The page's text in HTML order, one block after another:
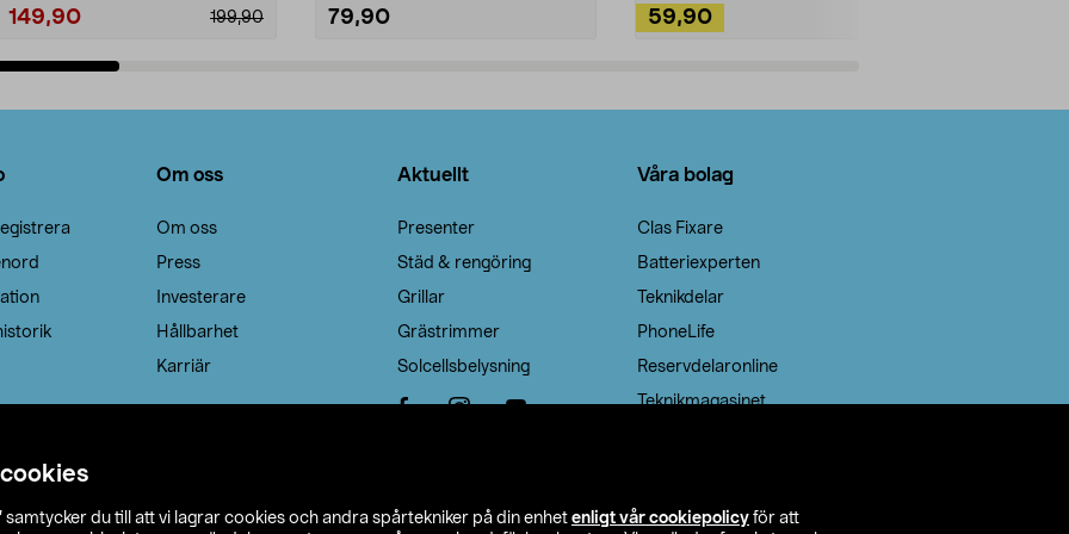
samtycker du till att vi lagrar cookies och andra spårtekniker på din enhet enligt vår cookiepolicy för att
199,90
149,90 79,90 59,90
Om oss
Om oss
Press
Investerare
Hållbarhet
Karriär
Aktuellt
Presenter
Städ & rengöring
Grillar
Grästrimmer
Solcellsbelysning
Våra bolag
Clas Fixare
Batteriexperten
Teknikdelar
PhoneLife
Reservdelaronline
Teknikmagasinet